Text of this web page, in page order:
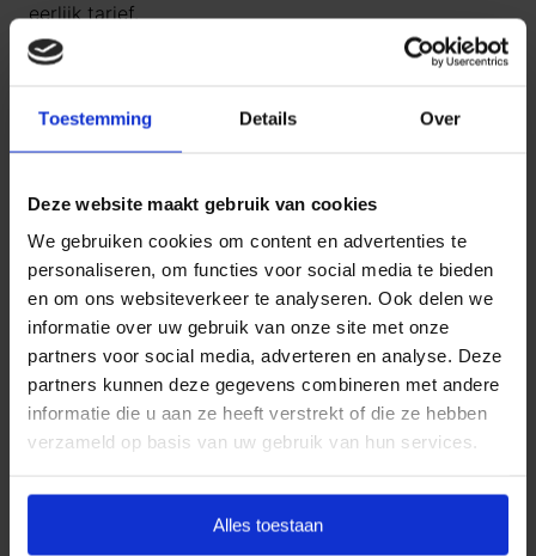
Toestemming Details Over
Deze website maakt gebruik van cookies
We gebruiken cookies om content en advertenties te
personaliseren, om functies voor social media te bieden
en om ons websiteverkeer te analyseren. Ook delen we
informatie over uw gebruik van onze site met onze
partners voor social media, adverteren en analyse. Deze
partners kunnen deze gegevens combineren met andere
informatie die u aan ze heeft verstrekt of die ze hebben
verzameld op basis van uw gebruik van hun services.
Alles toestaan
eerlijk tarief.
Daarom kiezen wij ervoor standaard te werken met
jarenlange ervaring bieden wij uitvaartpakketten die
aansluiten bij de meest voorkomende
en de daarbij behorende (eerlijke) prijzen. U betaalt
op deze manier alleen voor datgene wat u wilt
afnemen en wat past binnen uw budget. Indien u dit
wenst, kunt u deze pakketten uitbreiden.
Door met vaste uitvaartpakketten te werken, kan
Goedkope Uitvaart24 u een goed verzorgde en
waardige crematie in Loon Op Zand tegen een eerlijk
tarief garanderen.
ontvangen? Goedkope Uitvaart24 is 24 uur per dag